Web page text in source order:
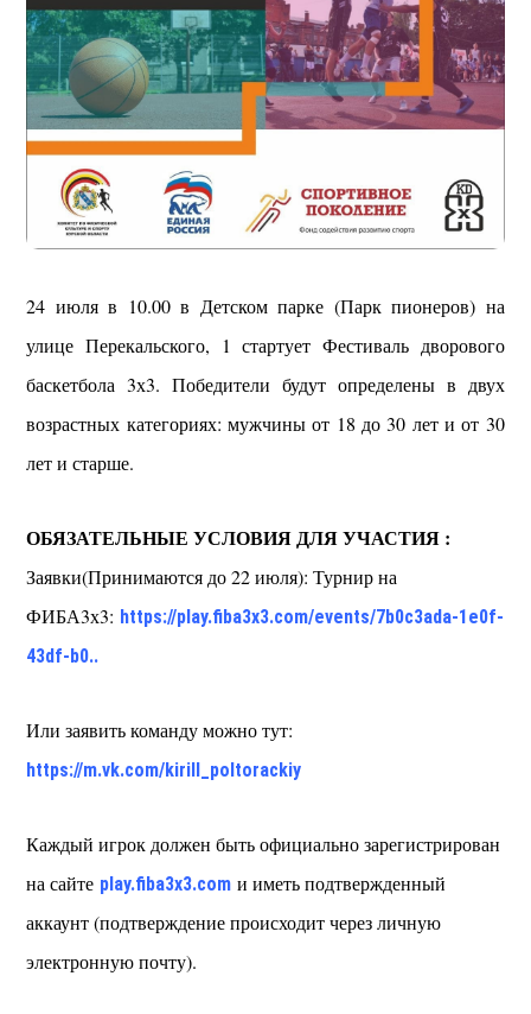
24 июля в 10.00 в Детском парке (Парк пионеров) на
улице Перекальского, 1 стартует Фестиваль дворового
баскетбола 3х3. Победители будут определены в двух
возрастных категориях: мужчины от 18 до 30 лет и от 30
лет и старше.
ОБЯЗАТЕЛЬНЫЕ УСЛОВИЯ ДЛЯ УЧАСТИЯ :
Заявки(Принимаются до 22 июля): Турнир на
ФИБА3х3: https://play.fiba3x3.com/events/7b0c3ada-1e0f-
43df-b0..
Или заявить команду можно тут:
https://m.vk.com/kirill_poltorackiy
Каждый игрок должен быть официально зарегистрирован
на сайте play.fiba3x3.com и иметь подтвержденный
аккаунт (подтверждение происходит через личную
электронную почту).